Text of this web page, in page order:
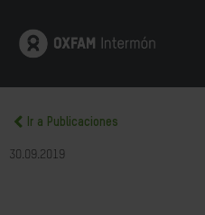
Ir a Publicaciones
30.09.2019